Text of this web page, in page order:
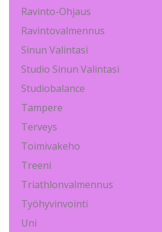
Ravinto-Ohjaus
Ravintovalmennus
Sinun Valintasi
Studio Sinun Valintasi
Studiobalance
Tampere
Terveys
Toimivakeho
Treeni
Triathlonvalmennus
Työhyvinvointi
Uni